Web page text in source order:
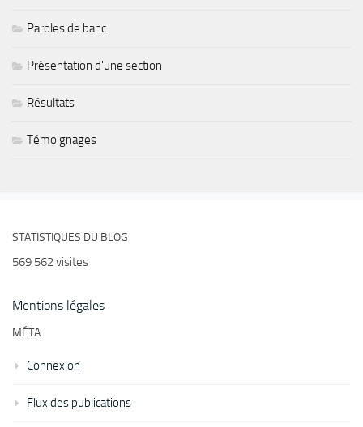
Paroles de banc
Présentation d'une section
Résultats
Témoignages
STATISTIQUES DU BLOG
569 562 visites
Mentions légales
MÉTA
Connexion
Flux des publications